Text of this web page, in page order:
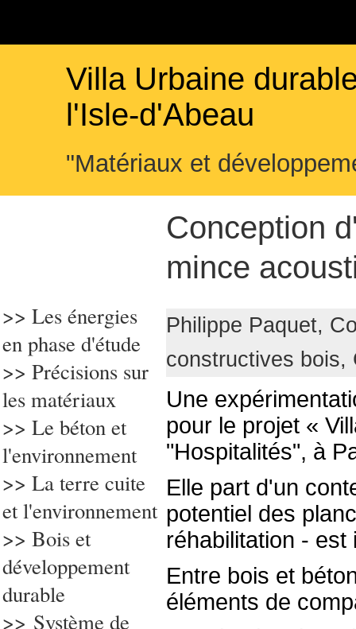
Villa Urbaine
l'Isle-d'Abeau
"Matériaux et
Conception
mince
>> Les énergies
en phase d'étude
>> Précisions sur
les matériaux
>> Le béton et
l'environnement
>> La terre cuite
et l'environnement
>> Bois et
développement
durable
>> Système de
Philippe Paquet,
constructives bois,
Une
pour le projet «
"Hospitalités", à
Elle part d'un
potentiel des
réhabilitation - est
Entre bois et
éléments de